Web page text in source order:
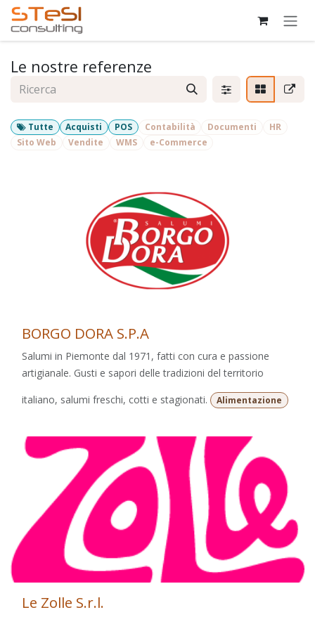
Passa al contenuto
Le nostre referenze
Tutte Acquisti POS Contabilità Documenti
HR
Sito Web
Vendite WMS e-Commerce
BORGO DORA S.P.A
Salumi in Piemonte dal 1971, fatti con cura e passione
artigianale. Gusti e sapori delle tradizioni del territorio
italiano, salumi freschi, cotti e stagionati.
Alimentazione
Le Zolle S.r.l.